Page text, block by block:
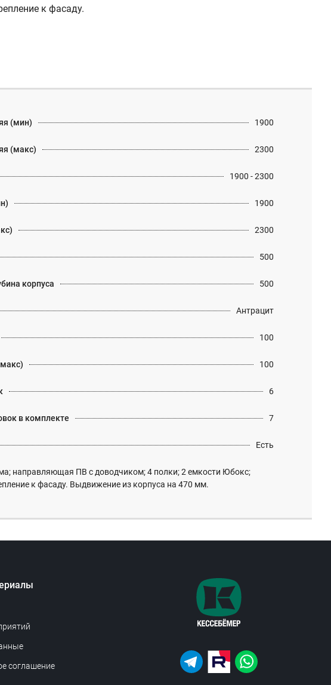
к фасаду.
(мин) 1900
(макс) 2300
1900 - 2300
1900
2300
500
корпуса 500
Антрацит
100
100
6
в комплекте 7
Есть
направляющая ПВ с доводчиком; 4 полки; 2 емкости Юбокс;
к фасаду. Выдвижение из корпуса на 470 мм.
соглашение